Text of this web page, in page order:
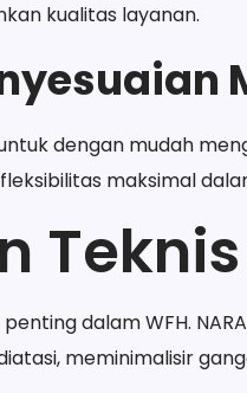
kualitas layanan.
dengan mudah
maksimal
dalam WFH.
meminimalisir